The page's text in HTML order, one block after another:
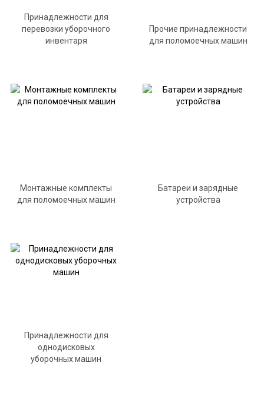
Принадлежности для
перевозки уборочного
инвентаря
Прочие принадлежности
для поломоечных машин
Монтажные комплекты
для поломоечных машин
Батареи и зарядные
устройства
Принадлежности для
однодисковых
уборочных машин